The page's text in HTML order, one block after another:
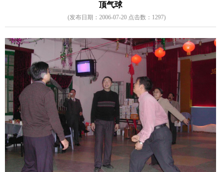
顶气球
(发布日期：2006-07-20 点击数： 1297)